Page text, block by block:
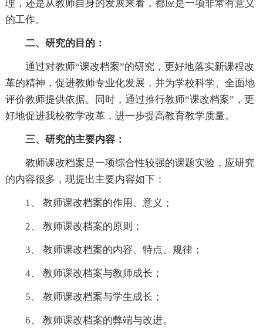
理，还是从教师自身的发展来看，都应是一项非常有意义
的工作。
二、研究的目的：
通过对教师“课改档案”的研究，更好地落实新课程改
革的精神，促进教师专业化发展，并为学校科学、全面地
评价教师提供依据。同时，通过推行教师“课改档案”，更
好地促进我校教学改革，进一步提高教育教学质量。
三、研究的主要内容：
教师课改档案是一项综合性较强的课题实验，应研究
的内容很多，现提出主要内容如下：
1、 教师课改档案的作用、意义；
2、 教师课改档案的原则；
3、 教师课改档案的内容、特点、规律；
4、 教师课改档案与教师成长；
5、 教师课改档案与学生成长；
6、 教师课改档案的弊端与改进。